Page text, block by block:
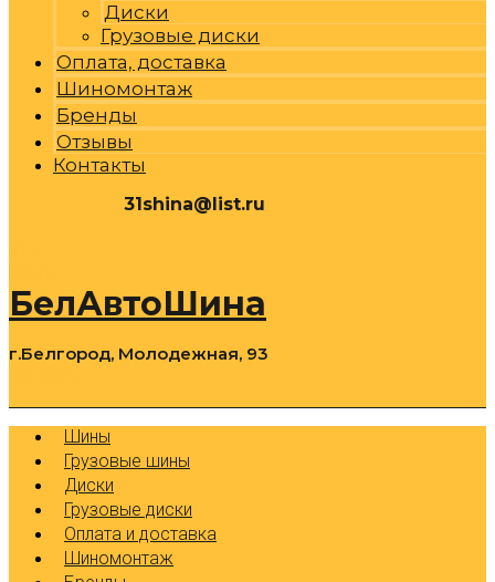
Диски
Грузовые диски
Оплата, доставка
Шиномонтаж
Бренды
Отзывы
Контакты
31shina@list.ru
БелАвтоШина
г.Белгород, Молодежная, 93
Шины
Грузовые шины
Диски
Грузовые диски
Оплата и доставка
Шиномонтаж